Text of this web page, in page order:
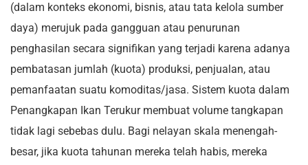
(dalam konteks ekonomi, bisnis, atau tata kelola sumber
daya) merujuk pada gangguan atau penurunan
penghasilan secara signifikan yang terjadi karena adanya
pembatasan jumlah (kuota) produksi, penjualan, atau
pemanfaatan suatu komoditas/jasa. Sistem kuota dalam
Penangkapan Ikan Terukur membuat volume tangkapan
tidak lagi sebebas dulu. Bagi nelayan skala menengah-
besar, jika kuota tahunan mereka telah habis, mereka